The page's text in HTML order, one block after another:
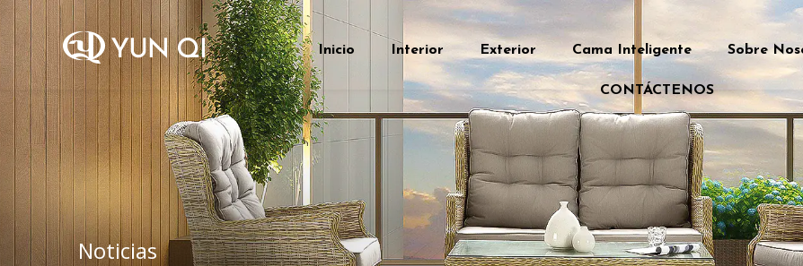
Inicio Interior Exterior Cama Inteligente Sobre
CONTÁCTENOS
Noticias